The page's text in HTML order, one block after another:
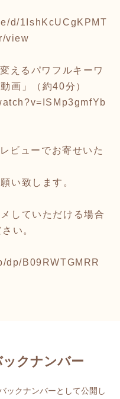
d/1IshKcUCgKPMT
view
えるパワフルキーワ
画」（約40分）
ビューでお寄せいた
い致します。
していただける場合
い。
dp/B09RWTGMRR
クナンバー
ックナンバーとして公開し